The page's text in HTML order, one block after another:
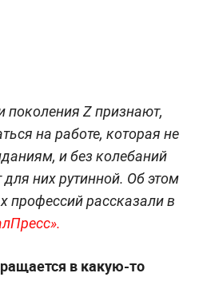
поколения Z признают,
на работе, которая не
и без колебаний
для них рутинной. Об этом
рассказали в
в какую-то